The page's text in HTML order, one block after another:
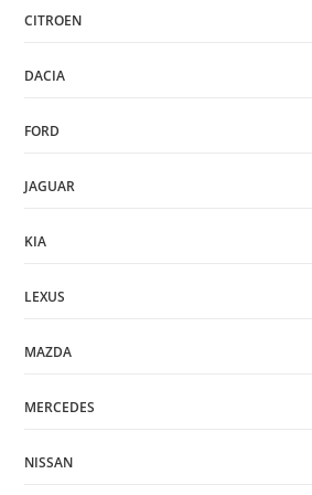
CITROEN
DACIA
FORD
JAGUAR
KIA
LEXUS
MAZDA
MERCEDES
NISSAN